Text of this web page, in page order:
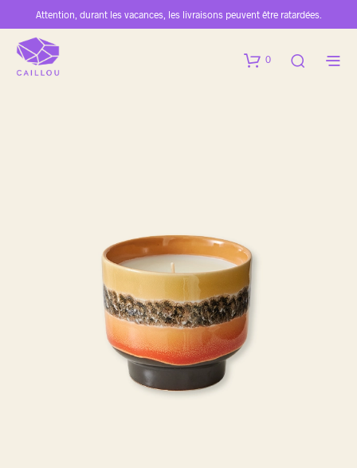
Attention, durant les vacances, les livraisons peuvent être ratardées.
0